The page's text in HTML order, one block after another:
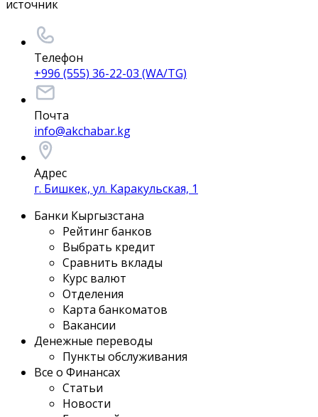
источник
Телефон
+996 (555) 36-22-03 (WA/TG)
Почта
info@akchabar.kg
Адрес
г. Бишкек, ул. Каракульская, 1
Банки Кыргызстана
Рейтинг банков
Выбрать кредит
Сравнить вклады
Курс валют
Отделения
Карта банкоматов
Вакансии
Денежные переводы
Пункты обслуживания
Все о Финансах
Статьи
Новости